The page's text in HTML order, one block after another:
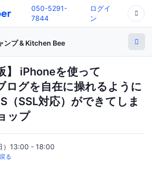
050-5291-
7844
ログイ
ン
ンプ & Kitchen Bee
】 iPhoneを使って
ログを自在に操れるように
（SSL対応）ができてしま
ップ
）13:00 - 18:00
る